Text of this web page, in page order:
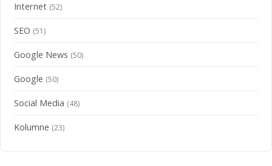
Internet (52)
SEO (51)
Google News (50)
Google (50)
Social Media (48)
Kolumne (23)